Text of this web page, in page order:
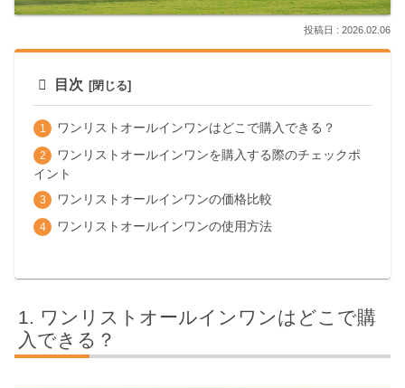
2026.02.06
目次
ワンリストオールインワンはどこで購入できる？
ワンリストオールインワンを購入する際のチェックポ
イント
ワンリストオールインワンの価格比較
ワンリストオールインワンの使用方法
ワンリストオールインワンはどこで購
入できる？